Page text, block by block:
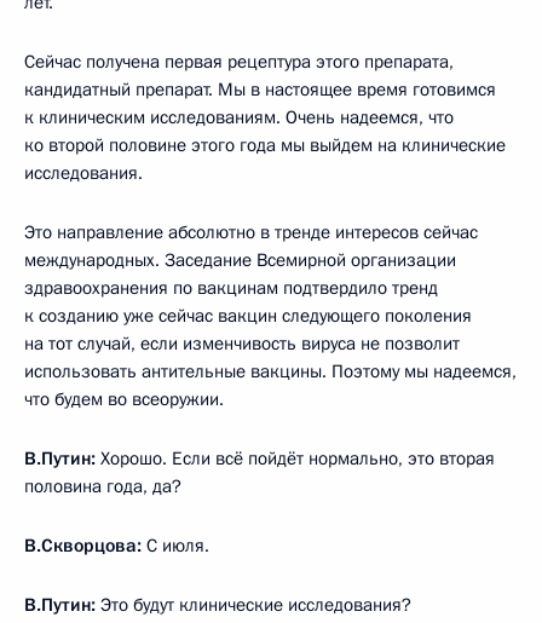
Сейчас получена первая рецептура этого препарата,
кандидатный препарат. Мы в настоящее время готовимся
к клиническим исследованиям. Очень надеемся, что
ко второй половине этого года мы выйдем на клинические
исследования.
Это направление абсолютно в тренде интересов сейчас
международных. Заседание Всемирной организации
здравоохранения по вакцинам подтвердило тренд
к созданию уже сейчас вакцин следующего поколения
на тот случай, если изменчивость вируса не позволит
использовать антительные вакцины. Поэтому мы надеемся,
что будем во всеоружии.
В.Путин: Хорошо. Если всё пойдёт нормально, это вторая
половина года, да?
В.Скворцова: С июля.
В.Путин: Это будут клинические исследования?